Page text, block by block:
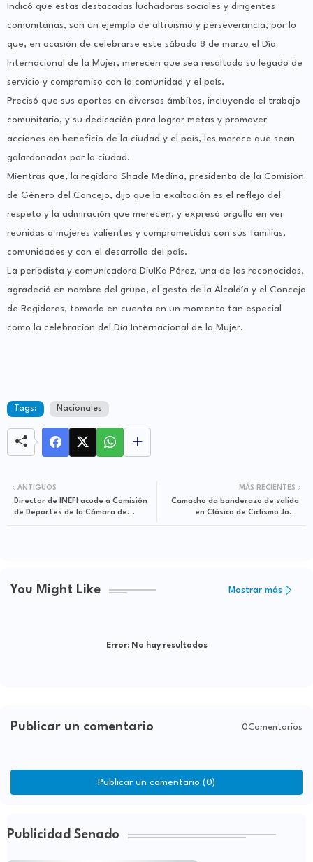
Indicó que estas destacadas luchadoras sociales y dirigentes
comunitarias, son un ejemplo de altruismo y perseverancia, por lo
que, en ocasión de celebrarse este sábado 8 de marzo el Día
Internacional de la Mujer, merecen que sea resaltado su legado de
servicio y compromiso con la comunidad y el país.
Precisó que sus aportes en diversos ámbitos, incluyendo el trabajo
comunitario, y su dedicación para lograr metas y promover
acciones en beneficio de la ciudad y el país, les merece que sean
galardonadas por la ciudad.
Mientras que, la regidora Shade Medina, presidenta de la Comisión
de Género del Concejo, dijo que la exaltación es el reflejo del
respeto y la admiración que merecen, y expresó orgullo en ver
reunidas a mujeres valientes y comprometidas con sus familias,
comunidades y con el desarrollo del país.
La periodista y comunicadora DiulKa Pérez, una de las reconocidas,
agradeció en nombre del grupo, el gesto de la Alcaldía y el Concejo
de Regidores, tomarla en cuenta en un momento tan especial
como la celebración del Día Internacional de la Mujer.
Tags: Nacionales
MÁS RECIENTES
Camacho da banderazo de salida
en Clásico de Ciclismo John
ANTIGUOS
Director de INEFI acude a Comisión
de Deportes de la Cámara de
You Might Like Mostrar más
Error:No hay resultados
Publicar un comentario 0Comentarios
Publicar un comentario (0)
Publicidad Senado